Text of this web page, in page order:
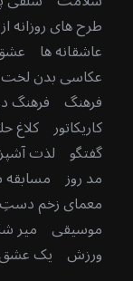
طرح های روزانه
عاشقانه ها
عکاسی بدن لخت
فرهنگ فرهنگ
کاریکاتور کلاغ
گفتگو لذت
مد روز
معمای زخم
موسیقی میر
ورزش یک عشق